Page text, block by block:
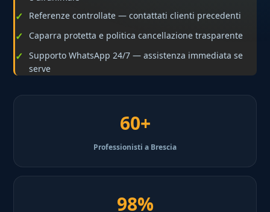
Referenze controllate — contattati clienti precedenti
Caparra protetta e politica cancellazione trasparente
Supporto WhatsApp 24/7 — assistenza immediata se
serve
60+
Professionisti a Brescia
98%